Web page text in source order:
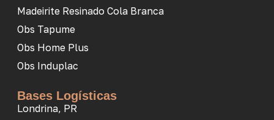
Madeirite Resinado Cola Branca
Obs Tapume
Obs Home Plus
Obs Induplac
Bases Logísticas
Londrina, PR